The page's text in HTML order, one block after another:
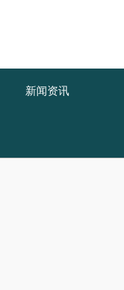
新闻资讯